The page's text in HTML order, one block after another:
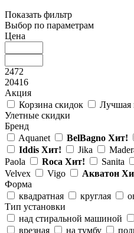
Показать фильтр
Выбор по параметрам
Цена
2472
20416
Акция
Корзина скидок
Лучшая
Улетные скидки
Бренд
Aquanet
BelBagno Хит!
Iddis Хит! Jika
Paola
Roca Хит! Sanita
Velvex
Vigo Акватон
Форма
квадратная
круглая
Тип установки
над стиральной машиной
врезная
на тумбу